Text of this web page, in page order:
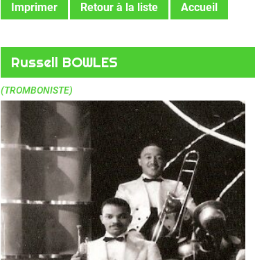
Imprimer Retour à la liste Accueil
Russell BOWLES
(TROMBONISTE)